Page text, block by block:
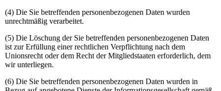
(4) Die Sie betreffenden personenbezogenen Daten wurden
unrechtmäßig verarbeitet.
(5) Die Löschung der Sie betreffenden personenbezogenen Daten
ist zur Erfüllung einer rechtlichen Verpflichtung nach dem
Unionsrecht oder dem Recht der Mitgliedstaaten erforderlich, dem
wir unterliegen.
(6) Die Sie betreffenden personenbezogenen Daten wurden in